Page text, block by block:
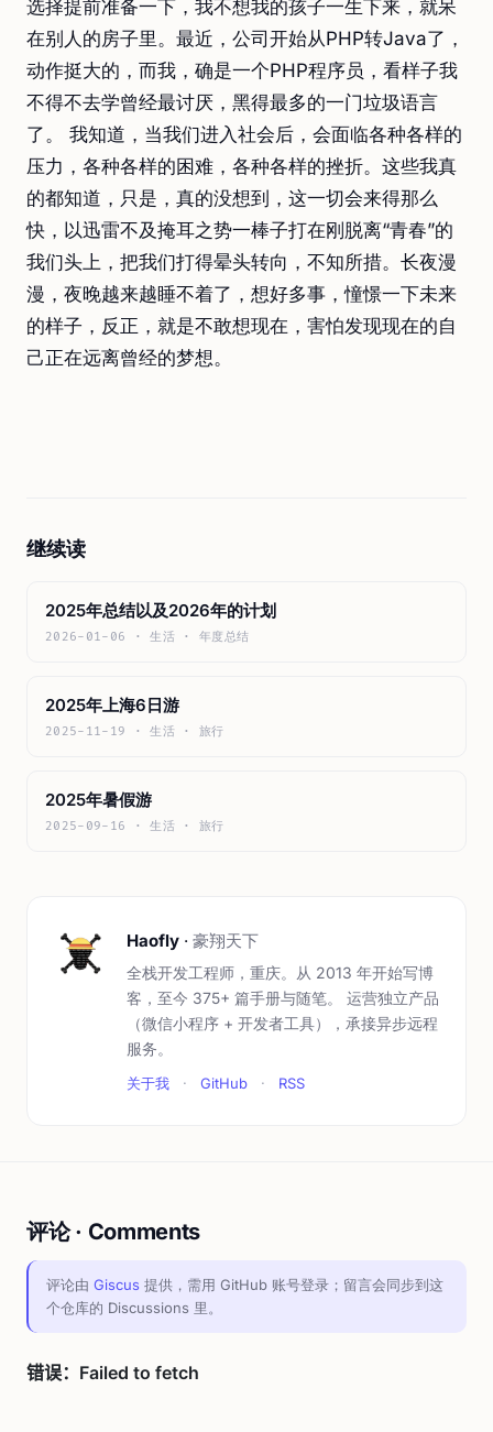
选择提前准备一下，我不想我的孩子一生下来，就呆
在别人的房子里。最近，公司开始从PHP转Java了，
动作挺大的，而我，确是一个PHP程序员，看样子我
不得不去学曾经最讨厌，黑得最多的一门垃圾语言
了。 我知道，当我们进入社会后，会面临各种各样的
压力，各种各样的困难，各种各样的挫折。这些我真
的都知道，只是，真的没想到，这一切会来得那么
快，以迅雷不及掩耳之势一棒子打在刚脱离“青春”的
我们头上，把我们打得晕头转向，不知所措。长夜漫
漫，夜晚越来越睡不着了，想好多事，憧憬一下未来
的样子，反正，就是不敢想现在，害怕发现现在的自
己正在远离曾经的梦想。
继续读
2025年总结以及2026年的计划
2026-01-06 · 生活 · 年度总结
2025年上海6日游
2025-11-19 · 生活 · 旅行
2025年暑假游
2025-09-16 · 生活 · 旅行
Haofly · 豪翔天下
全栈开发工程师，重庆。从 2013 年开始写博
客，至今 375+ 篇手册与随笔。 运营独立产品
（微信小程序 + 开发者工具），承接异步远程
服务。
关于我 · GitHub · RSS
评论 · Comments
评论由 Giscus 提供，需用 GitHub 账号登录；留言会同步到这
个仓库的 Discussions 里。